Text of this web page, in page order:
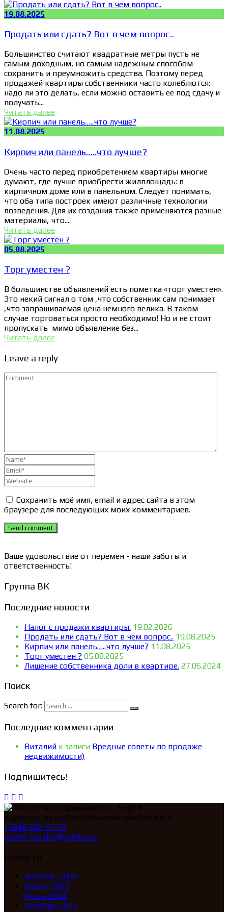
19.08.2025
Продать или сдать? Вот в чем вопрос..
Большинство считают квадратные метры пусть не
самым доходным, но самым надежным способом
сохранить и преумножить средства. Поэтому перед
продажей квартиры собственники часто колеблются:
надо ли это делать, если можно оставить ее под сдачу и
получать...
Читать далее
11.08.2025
Кирпич или панель…..что лучше?
Очень часто перед приобретением квартиры многие
думают, где лучше приобрести жилплощадь: в
кирпичном доме или в панельном. Следует понимать,
что оба типа построек имеют различные технологии
возведения. Для их создания также применяются разные
материалы, что...
Читать далее
05.08.2025
Торг уместен ?
В большинстве объявлений есть пометка «торг уместен».
Это некий сигнал о том ,что собственник сам понимает
,что запрашиваемая цена немного велика. В таком
случае торговаться просто необходимо! Но и не стоит
пропускать мимо объявление без...
Читать далее
Leave a reply
Сохранить моё имя, email и адрес сайта в этом
браузере для последующих моих комментариев.
Send comment
Ваше удовольствие от перемен - наши заботы и
ответственность!
Группа ВК
Последние новости
Налог с продажи квартиры. 19.02.2026
Продать или сдать? Вот в чем вопрос.. 19.08.2025
Кирпич или панель…..что лучше? 11.08.2025
Торг уместен ? 05.08.2025
Лишение собственника доли в квартире. 27.06.2024
Поиск
Search for:
Последние комментарии
Виталий к записи Вредные советы по продаже
недвижимости)
Подпишитесь!
+7949 342-17-76
expert-m2.don@yandex.ru
Февраль 2026
Август 2025
Июнь 2024
Октябрь 2023